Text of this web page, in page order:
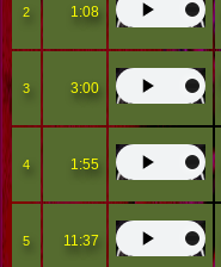
2 1:08
3 3:00
4 1:55
5 11:37